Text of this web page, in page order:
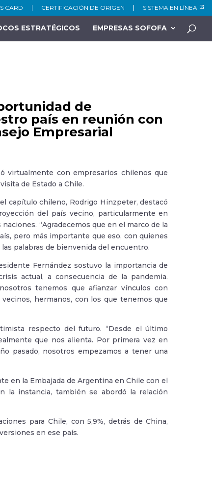
CARD CERTIFICACIÓN DE ORIGEN SISTEMA EN LÍNEA
ESTRATÉGICOS EMPRESAS SOFOFA
de
país en reunión con
Empresarial
virtualmente con empresarios chilenos que
de Estado a Chile.
capítulo chileno, Rodrigo Hinzpeter, destacó
del país vecino, particularmente en
“Agradecemos que en el marco de la
pero más importante que eso, con quienes
palabras de bienvenida del encuentro.
Fernández sostuvo la importancia de
actual, a consecuencia de la pandemia.
tenemos que afianzar vínculos con
hermanos, con los que tenemos que
respecto del futuro. “Desde el último
que nos alienta. Por primera vez en
pasado, nosotros empezamos a tener una
en la Embajada de Argentina en Chile con el
la instancia, también se abordó la relación
para Chile, con 5,9%, detrás de China,
en ese país.